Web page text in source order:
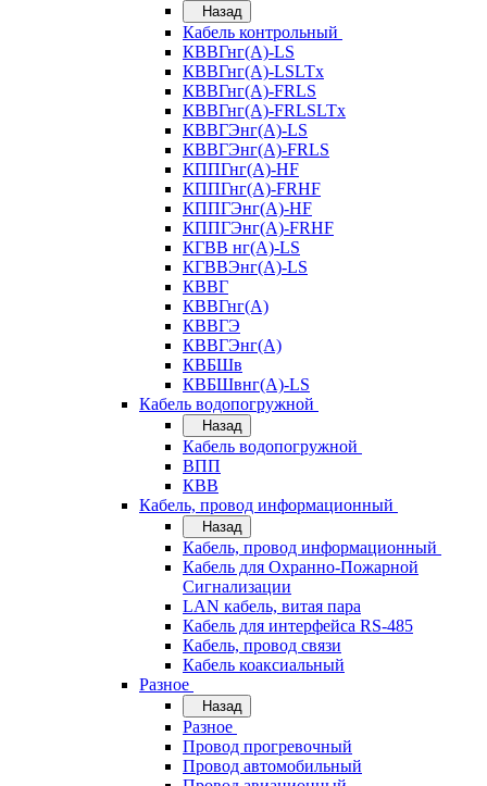
Назад
Кабель контрольный
КВВГнг(А)-LS
КВВГнг(А)-LSLTx
КВВГнг(А)-FRLS
КВВГнг(А)-FRLSLTx
КВВГЭнг(А)-LS
КВВГЭнг(А)-FRLS
КППГнг(А)-HF
КППГнг(А)-FRHF
КППГЭнг(А)-HF
КППГЭнг(А)-FRHF
КГВВ нг(А)-LS
КГВВЭнг(А)-LS
КВВГ
КВВГнг(А)
КВВГЭ
КВВГЭнг(А)
КВБШв
КВБШвнг(А)-LS
Кабель водопогружной
Назад
Кабель водопогружной
ВПП
КВВ
Кабель, провод информационный
Назад
Кабель, провод информационный
Кабель для Охранно-Пожарной
Сигнализации
LAN кабель, витая пара
Кабель для интерфейса RS-485
Кабель, провод связи
Кабель коаксиальный
Разное
Назад
Разное
Провод прогревочный
Провод автомобильный